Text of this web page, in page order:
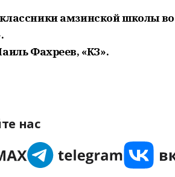
амзинской школы
Фахреев, «КЗ».
нас